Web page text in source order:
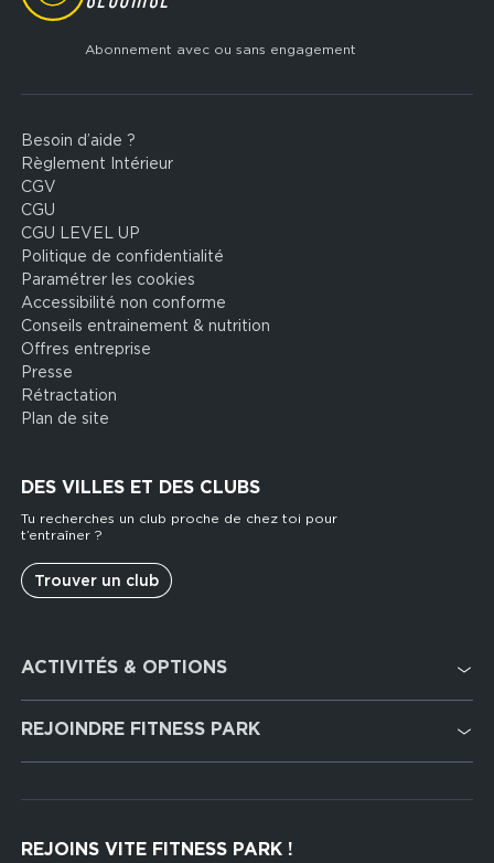
Abonnement avec ou sans engagement
Footer
legal
Besoin d’aide ?
Règlement Intérieur
CGV
CGU
CGU LEVEL UP
Politique de confidentialité
Paramétrer les cookies
Accessibilité non conforme
Conseils entrainement & nutrition
Offres entreprise
Presse
Rétractation
Plan de site
DES VILLES ET DES CLUBS
Tu recherches un club proche de chez toi pour
t’entraîner ?
Trouver un club
services
ACTIVITÉS & OPTIONS
Cardio Training
Musculation
Hyrox Zone
Cross Training
REJOINDRE FITNESS PARK
REJOINS VITE FITNESS PARK !